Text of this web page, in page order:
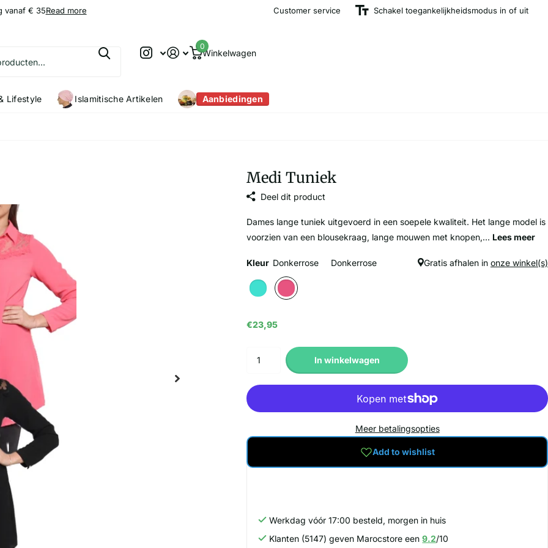
9.2 /10
9.2
vanaf € 35Read more Customer service Schakel toegankelijkheidsmodus in of uit
Winkelwagen
0
Lifestyle Islamitische Artikelen Aanbiedingen
Medi Tuniek
Deel dit product
Dames lange tuniek uitgevoerd in een soepele kwaliteit. Het lange model is
voorzien van een blousekraag, lange mouwen met knopen,... Lees meer
Kleur Donkerrose Donkerrose Gratis afhalen in onze winkel(s)
€23,95
In winkelwagen
Meer betalingsopties
Add to wishlist
Werkdag vóór 17:00 besteld, morgen in huis
Klanten (5147) geven Marocstore een9.2/10